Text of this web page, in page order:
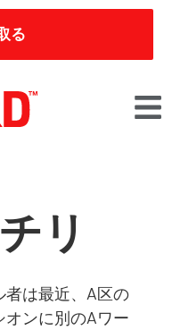
る
リ
は最近、A区の
ンに別のAワー